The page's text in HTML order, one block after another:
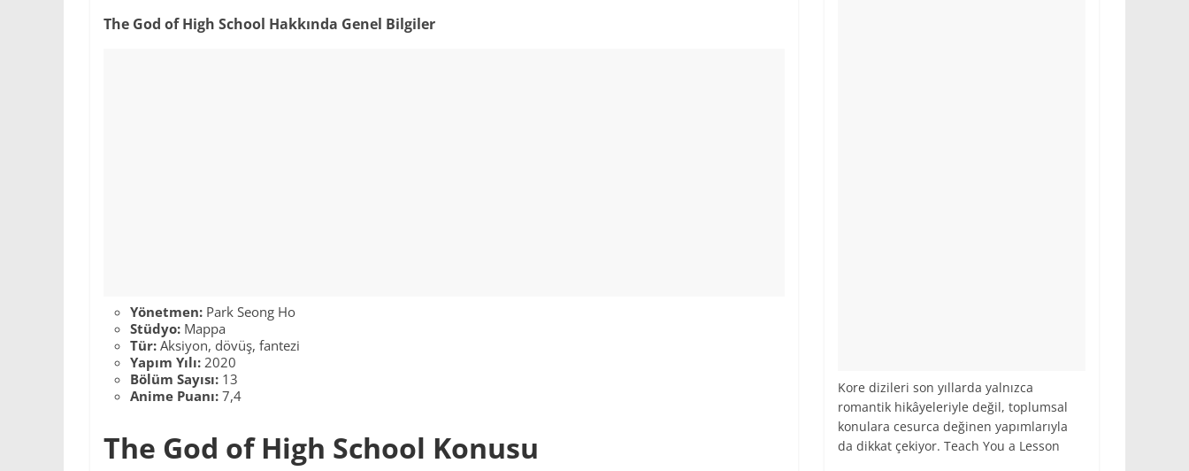
The God of High School Hakkında Genel Bilgiler
Yönetmen: Park Seong Ho
Stüdyo: Mappa
Tür: Aksiyon, dövüş, fantezi
Yapım Yılı: 2020
Bölüm Sayısı: 13
Anime Puanı: 7,4
The God of High School Konusu
Kore dizileri son yıllarda yalnızca
romantik hikâyeleriyle değil, toplumsal
konulara cesurca değinen yapımlarıyla
da dikkat çekiyor. Teach You a Lesson